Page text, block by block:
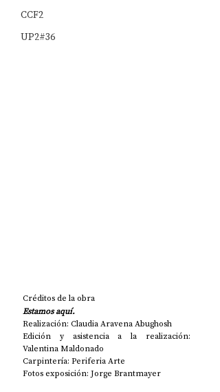
CCF2
UP2#36
Créditos de la obra
Estamos aquí.
Realización: Claudia Aravena Abughosh
Edición y asistencia a la realización:
Valentina Maldonado
Carpintería: Periferia Arte
Fotos exposición: Jorge Brantmayer